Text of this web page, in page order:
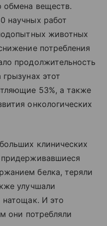
обмена веществ.
научных работ
животных
потребления
продолжительность
этот
53%, а также
онкологических
клинических
придерживавшиеся
белка, теряли
улучшали
натощак. И это
они потребляли